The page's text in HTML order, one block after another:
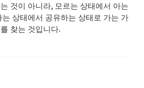
것이 아니라, 모르는 상태에서 아는
상태에서 공유하는 상태로 가는 가
찾는 것입니다.